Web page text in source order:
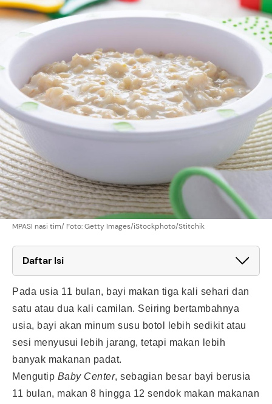
MPASI nasi tim/ Foto: Getty Images/iStockphoto/Stitchik
Daftar Isi
Pada usia 11 bulan, bayi makan tiga kali sehari dan
satu atau dua kali camilan. Seiring bertambahnya
usia, bayi akan minum susu botol lebih sedikit atau
sesi menyusui lebih jarang, tetapi makan lebih
banyak makanan padat.
Mengutip Baby Center, sebagian besar bayi berusia
11 bulan, makan 8 hingga 12 sendok makan makanan